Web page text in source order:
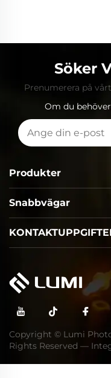
Söker
Prenumerera på
Om du
Snabbvägar
Produkter
Copyright © Lumi
Rights Reserved —